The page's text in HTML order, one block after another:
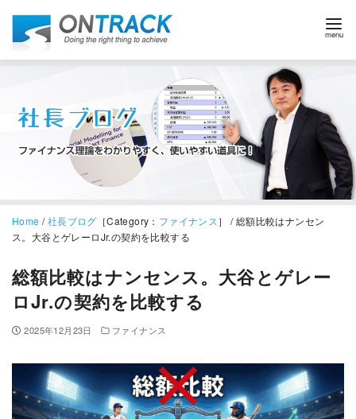
Home /社長ブログ ［Category： ファイナンス ］ / 総額比較はナンセン
ス。大谷とゲレーロJr.の契約を比較する
総額比較はナンセンス。大谷とゲレー
ロJr.の契約を比較する
2025年12月23日 ファイナンス